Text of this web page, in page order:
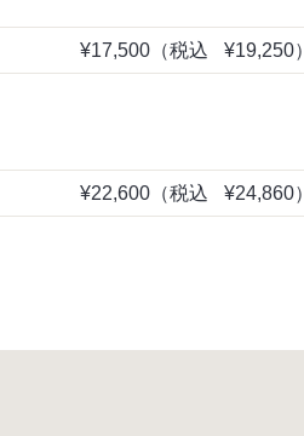
¥17,500 （税込 ¥19,250）
¥22,600 （税込 ¥24,860）